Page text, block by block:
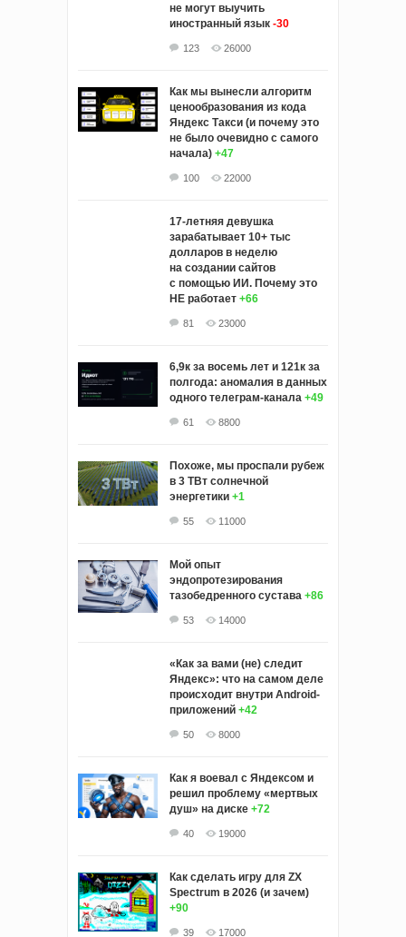
не могут выучить
иностранный язык -30
123 26000
Как мы вынесли алгоритм
ценообразования из кода
Яндекс Такси (и почему это
не было очевидно с самого
начала) +47
100 22000
17-летняя девушка
зарабатывает 10+ тыс
долларов в неделю
на создании сайтов
с помощью ИИ. Почему это
НЕ работает +66
81 23000
6,9к за восемь лет и 121к за
полгода: аномалия в данных
одного телеграм-канала +49
61 8800
Похоже, мы проспали рубеж
в 3 ТВт солнечной
энергетики +1
55 11000
Мой опыт
эндопротезирования
тазобедренного сустава +86
53 14000
«Как за вами (не) следит
Яндекс»: что на самом деле
происходит внутри Android-
приложений +42
50 8000
Как я воевал с Яндексом и
решил проблему «мертвых
душ» на диске +72
40 19000
Как сделать игру для ZX
Spectrum в 2026 (и зачем)
+90
39 17000